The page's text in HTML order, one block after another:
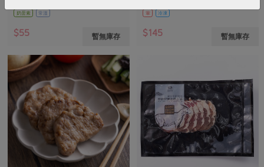
奶蛋素 常溫
$55 暫無庫存
葷 冷凍
$145 暫無庫存